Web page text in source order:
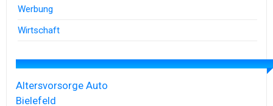
Werbung
Wirtschaft
Altersvorsorge Auto
Bielefeld